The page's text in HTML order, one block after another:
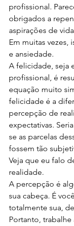
profissional.
obrigados a
aspirações de
Em muitas vezes,
e ansiedade.
A felicidade, seja
profissional, é
equação muito
felicidade é a
percepção de
expectativas.
se as parcelas
fossem tão
Veja que eu falo
realidade.
A percepção é
sua cabeça. É
totalmente sua,
Portanto, trabalhe